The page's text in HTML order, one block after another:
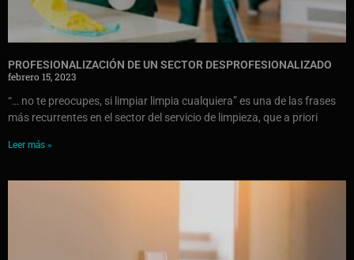
PROFESIONALIZACIÓN DE UN SECTOR DESPROFESIONALIZADO
febrero 15, 2023
“… no te preocupes, si limpiar limpia cualquiera” es una de las frases
más recurrentes en el sector del servicio de limpieza, que a priori
Leer más »